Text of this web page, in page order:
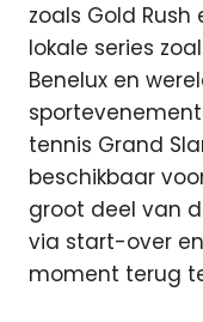
zoals Gold
lokale series
Benelux en
tennis Grand
beschikbaar
groot deel van
via start-over
moment terug